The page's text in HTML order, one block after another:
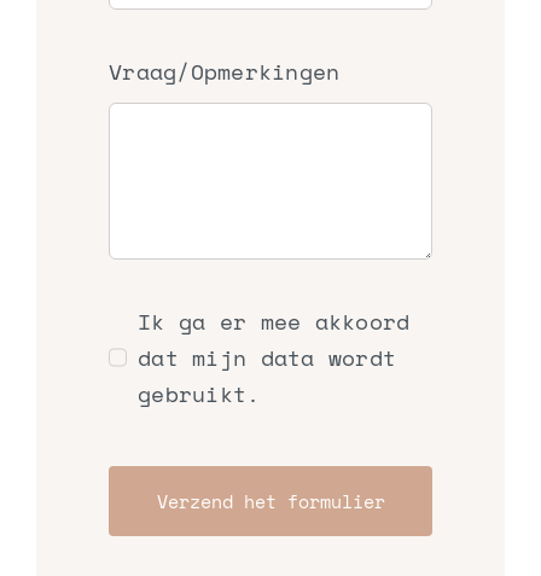
Vraag/Opmerkingen
Ik ga er mee akkoord
dat mijn data wordt
gebruikt.
Verzend het formulier